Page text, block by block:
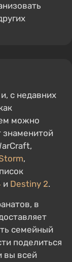
с недавних
можно
знаменитой
,
и Destiny 2.
в
семейный
поделиться
вы всей